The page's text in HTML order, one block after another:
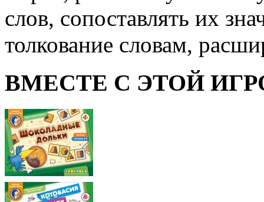
слов, сопоставлять их
толкование словам,
ВМЕСТЕ С ЭТОЙ